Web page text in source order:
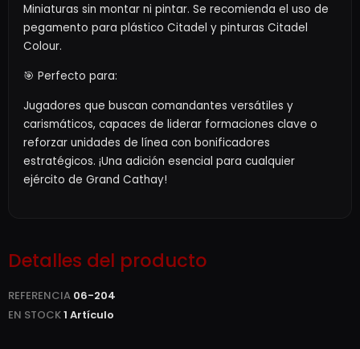
Miniaturas sin montar ni pintar. Se recomienda el uso de
pegamento para plástico Citadel y pinturas Citadel
Colour.
🎯 Perfecto para:
Jugadores que buscan comandantes versátiles y
carismáticos, capaces de liderar formaciones clave o
reforzar unidades de línea con bonificadores
estratégicos. ¡Una adición esencial para cualquier
ejército de Grand Cathay!
Detalles del producto
REFERENCIA 06-204
EN STOCK1 Artículo